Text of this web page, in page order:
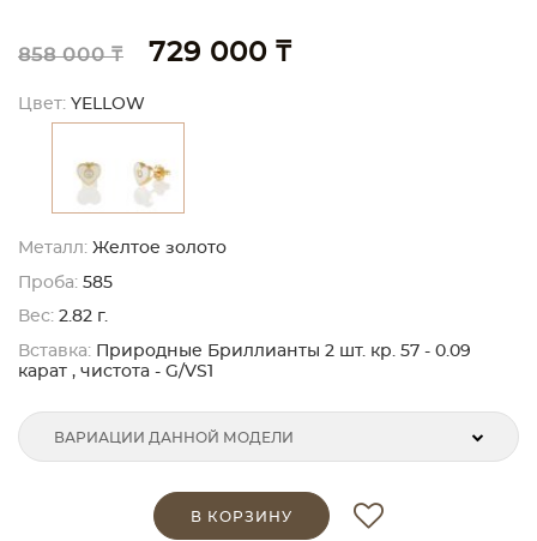
858 000 ₸ 729 000 ₸
Цвет: YELLOW
Металл: Желтое золото
Проба: 585
Вес: 2.82 г.
Вставка: Природные Бриллианты 2 шт. кр. 57 - 0.09
карат , чистота - G/VS1
ВАРИАЦИИ ДАННОЙ МОДЕЛИ
В КОРЗИНУ